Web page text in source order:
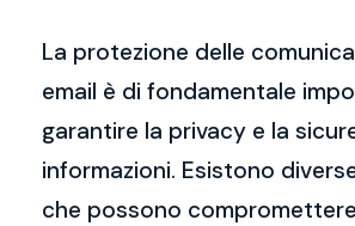
La protezione delle
email è di fondamentale
garantire la privacy e la
informazioni. Esistono
che possono